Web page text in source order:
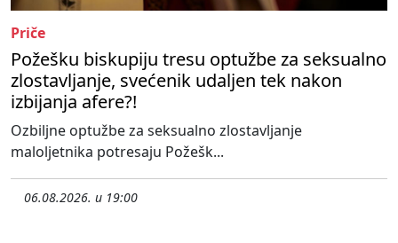
Priče
Požešku biskupiju tresu optužbe za seksualno
zlostavljanje, svećenik udaljen tek nakon
izbijanja afere?!
Ozbiljne optužbe za seksualno zlostavljanje
maloljetnika potresaju Požešk...
06.08.2026. u 19:00